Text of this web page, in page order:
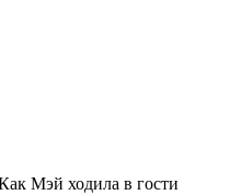
Мэй ходила в гости